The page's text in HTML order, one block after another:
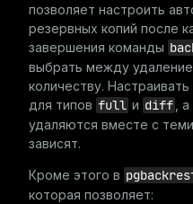
позволяет настроить
резервных копий после
завершения команды
выбрать между
количеству.
для типов full и diff ,
удаляются вместе с
зависят.
Кроме этого в
которая позволяет: